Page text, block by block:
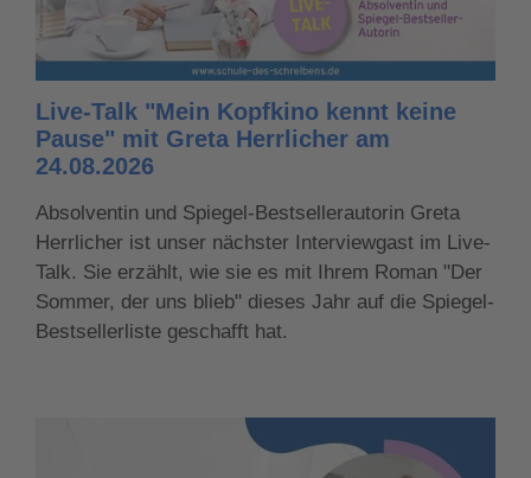
Live-Talk "Mein Kopfkino kennt keine
Pause" mit Greta Herrlicher am
24.08.2026
Absolventin und Spiegel-Bestsellerautorin Greta
Herrlicher ist unser nächster Interviewgast im Live-
Talk. Sie erzählt, wie sie es mit Ihrem Roman "Der
Sommer, der uns blieb" dieses Jahr auf die Spiegel-
Bestsellerliste geschafft hat.